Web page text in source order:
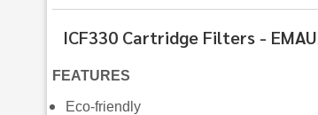
ICF330 Cartridge Filters -
FEATURES
Eco-friendly